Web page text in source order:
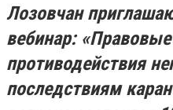
Лозовчан
вебинар:
противодействия
последствиям